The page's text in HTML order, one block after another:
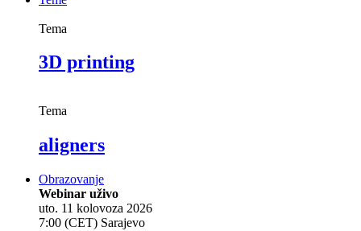
Tema
3D printing
Tema
aligners
Obrazovanje
Webinar uživo
uto. 11 kolovoza 2026
7:00 (CET) Sarajevo